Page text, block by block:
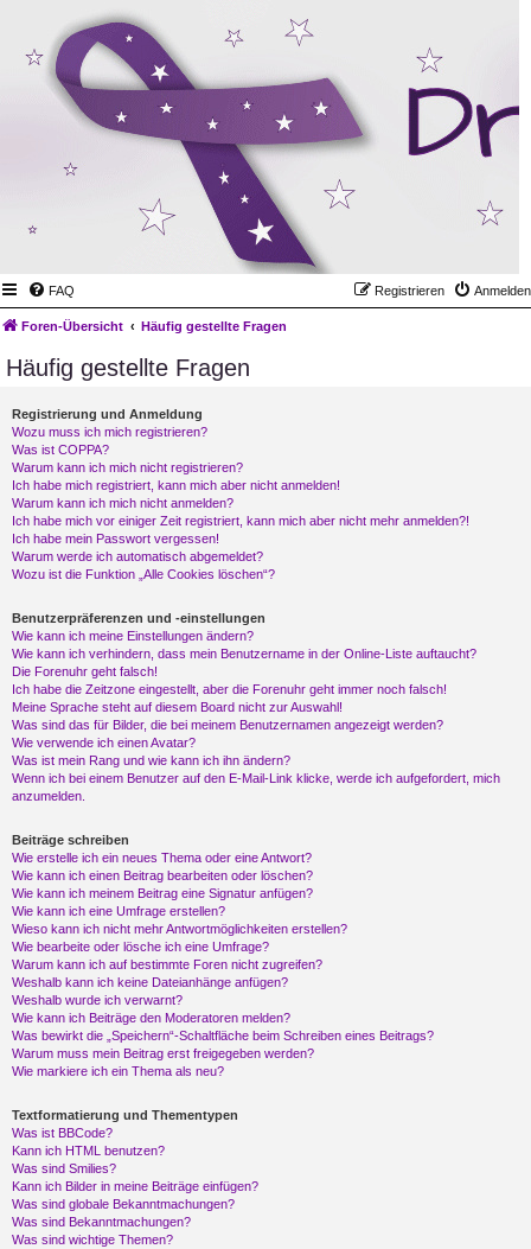
FAQ Anmelden
Registrieren
Foren-Übersicht Häufig gestellte Fragen
Häufig gestellte Fragen
Registrierung und Anmeldung
Wozu muss ich mich registrieren?
Was ist COPPA?
Warum kann ich mich nicht registrieren?
Ich habe mich registriert, kann mich aber nicht anmelden!
Warum kann ich mich nicht anmelden?
Ich habe mich vor einiger Zeit registriert, kann mich aber nicht mehr anmelden?!
Ich habe mein Passwort vergessen!
Warum werde ich automatisch abgemeldet?
Wozu ist die Funktion „Alle Cookies löschen“?
Benutzerpräferenzen und -einstellungen
Wie kann ich meine Einstellungen ändern?
Wie kann ich verhindern, dass mein Benutzername in der Online-Liste auftaucht?
Die Forenuhr geht falsch!
Ich habe die Zeitzone eingestellt, aber die Forenuhr geht immer noch falsch!
Meine Sprache steht auf diesem Board nicht zur Auswahl!
Was sind das für Bilder, die bei meinem Benutzernamen angezeigt werden?
Wie verwende ich einen Avatar?
Was ist mein Rang und wie kann ich ihn ändern?
Wenn ich bei einem Benutzer auf den E-Mail-Link klicke, werde ich aufgefordert, mich
anzumelden.
Beiträge schreiben
Wie erstelle ich ein neues Thema oder eine Antwort?
Wie kann ich einen Beitrag bearbeiten oder löschen?
Wie kann ich meinem Beitrag eine Signatur anfügen?
Wie kann ich eine Umfrage erstellen?
Wieso kann ich nicht mehr Antwortmöglichkeiten erstellen?
Wie bearbeite oder lösche ich eine Umfrage?
Warum kann ich auf bestimmte Foren nicht zugreifen?
Weshalb kann ich keine Dateianhänge anfügen?
Weshalb wurde ich verwarnt?
Wie kann ich Beiträge den Moderatoren melden?
Was bewirkt die „Speichern“-Schaltfläche beim Schreiben eines Beitrags?
Warum muss mein Beitrag erst freigegeben werden?
Wie markiere ich ein Thema als neu?
Textformatierung und Thementypen
Was ist BBCode?
Kann ich HTML benutzen?
Was sind Smilies?
Kann ich Bilder in meine Beiträge einfügen?
Was sind globale Bekanntmachungen?
Was sind Bekanntmachungen?
Was sind wichtige Themen?